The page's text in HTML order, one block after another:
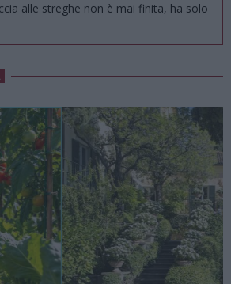
alle streghe non è mai finita, ha solo